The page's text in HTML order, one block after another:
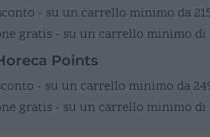
- su un carrello minimo da
gratis - su un carrello minimo di
Points
- su un carrello minimo da
gratis - su un carrello minimo di